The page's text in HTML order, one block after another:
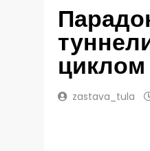
циклом
zastava_tula